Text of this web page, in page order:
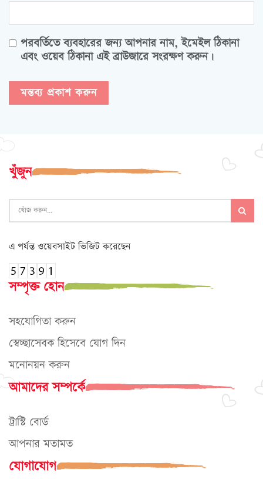
পরবর্তিতে ব্যবহারের জন্য আপনার নাম, ইমেইল ঠিকানা
এবং ওয়েব ঠিকানা এই ব্রাউজারে সংরক্ষণ করুন।
খুঁজুন
এ পর্যন্ত ওয়েবসাইট ভিজিট করেছেন
সম্পৃক্ত হোন
সহযোগিতা করুন
স্বেচ্ছাসেবক হিসেবে যোগ দিন
মনোনয়ন করুন
আমাদের সম্পর্কে
ট্রাস্টি বোর্ড
আপনার মতামত
যোগাযোগ